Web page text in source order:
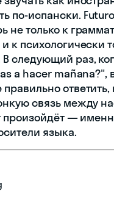
по-испански.
не только к
к психологически
следующий раз,
a hacer mañana?",
ответить,
связь между
произойдёт —
языка.